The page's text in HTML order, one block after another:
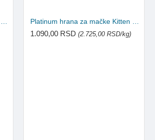
Platinum hrana za mačke Kitten MeatCrisp - Piletina 3kg Platinum hrana za mačke Kitten MeatCrisp - Piletina 400g
1.090,00 RSD (2.725,00 RSD/kg)